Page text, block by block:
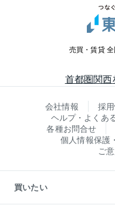
売買・賃貸
首都圏関西
会社情報 採
ヘルプ・よくあ
各種お問合せ
個人情報保護
ご
買いたい